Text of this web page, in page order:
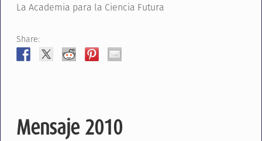
La Academia para la Ciencia Futura
Share:
Mensaje 2010